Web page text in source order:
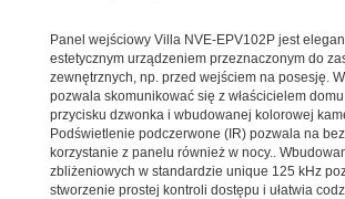
Panel wejściowy Villa NVE-EPV102P jest
estetycznym urządzeniem przeznaczonym do
zewnętrznych, np. przed wejściem na posesję.
pozwala skomunikować się z właścicielem
przycisku dzwonka i wbudowanej kolorowej
Podświetlenie podczerwone (IR) pozwala na
korzystanie z panelu również w nocy..
zbliżeniowych w standardzie unique 125 kHz
stworzenie prostej kontroli dostępu i ułatwia